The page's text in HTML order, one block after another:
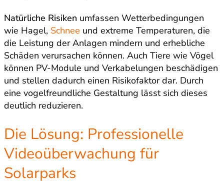
Natürliche Risiken umfassen Wetterbedingungen
wie Hagel, Schnee und extreme Temperaturen, die
die Leistung der Anlagen mindern und erhebliche
Schäden verursachen können. Auch Tiere wie Vögel
können PV-Module und Verkabelungen beschädigen
und stellen dadurch einen Risikofaktor dar. Durch
eine vogelfreundliche Gestaltung lässt sich dieses
deutlich reduzieren.
Die Lösung: Professionelle
Videoüberwachung für
Solarparks